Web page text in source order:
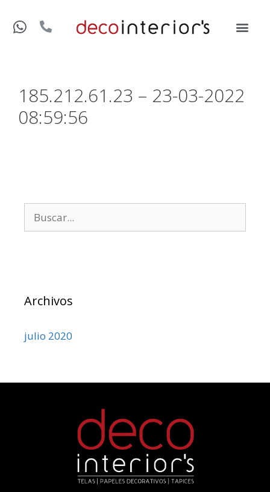
185.212.61.23 – 23-03-2022
08:59:56
Archivos
julio 2020